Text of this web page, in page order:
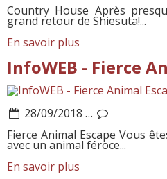
Country House Après
grand retour de Shiesuta!...
En savoir plus
InfoWEB - Fierce
28/09/2018 …
Fierce Animal Escape Vous
avec un animal féroce...
En savoir plus